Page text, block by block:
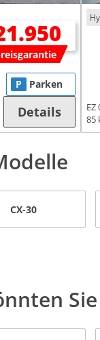
P Parken
Details EZ
85
CX-30